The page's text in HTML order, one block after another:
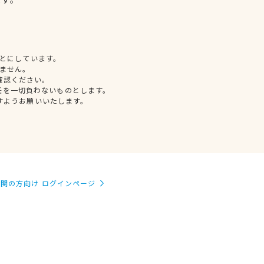
しています。
せん。
ください。
一切負わないものとします。
うお願いいたします。
の方向け ログインページ